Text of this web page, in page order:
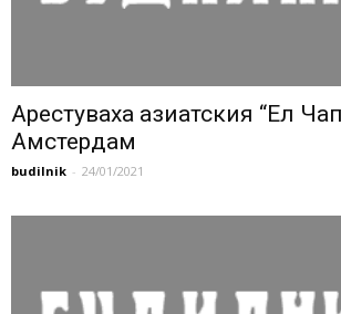
Арестуваха азиатския “Ел
Амстердам
budilnik - 24/01/2021